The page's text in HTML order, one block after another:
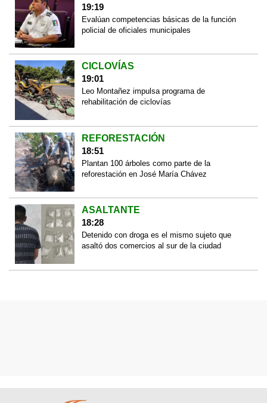
19:19
Evalúan competencias básicas de la función
policial de oficiales municipales
CICLOVÍAS
19:01
Leo Montañez impulsa programa de
rehabilitación de ciclovías
REFORESTACIÓN
18:51
Plantan 100 árboles como parte de la
reforestación en José María Chávez
ASALTANTE
18:28
Detenido con droga es el mismo sujeto que
asaltó dos comercios al sur de la ciudad